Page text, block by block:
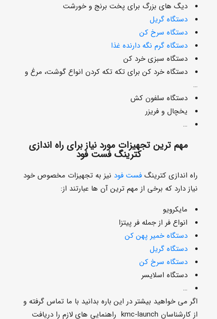
دیگ های بزرگ برای پخت برنج و خورشت
دستگاه گریل
دستگاه سرخ کن
دستگاه گرم نگه دارنده غذا
دستگاه سبزی خرد کن
دستگاه خرد کن برای تکه تکه کردن انواع گوشت، مرغ و
…
دستگاه سلفون کش
یخچال و فریزر
…
مهم ترین تجهیزات مورد نیاز برای راه اندازی
کترینگ فست فود
راه اندازی کترینگ فست فود نیز به تجهیزات مخصوص خود
نیاز دارد که برخی از مهم ترین آن ها عبارتند از:
مایکرویو
انواع فر از جمله فر پیتزا
دستگاه خمیر پهن کن
دستگاه گریل
دستگاه سرخ کن
دستگاه اسلایسر
…
اگر می خواهید بیشتر در این باره بدانید با ما تماس گرفته و
از کارشناسان kmc-launch راهنمایی های لازم را دریافت